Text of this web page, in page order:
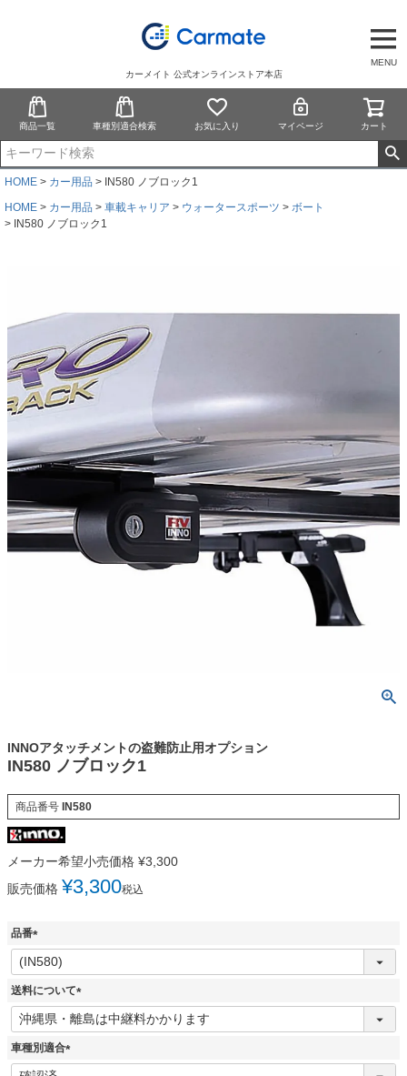
MENU
カーメイト 公式オンラインストア本店
商品一覧 車種別適合検索 お気に入り マイページ カート
HOME カー用品
IN580 ノブロック1
HOME
カー用品 車載キャリア ウォータースポーツ
ボート
IN580 ノブロック1
INNOアタッチメントの盗難防止用オプション
IN580 ノブロック1
商品番号 IN580
メーカー希望小売価格 ¥3,300
販売価格 ¥3,300税込
品番
(
必
須
送料について
(
必
車種別適合
(